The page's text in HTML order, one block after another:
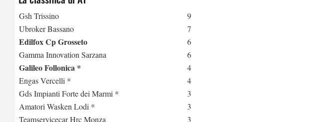
Gsh Trissino
9
Ubroker Bassano
7
Edilfox Cp Grosseto
6
Gamma Innovation Sarzana
6
Galileo Follonica *
4
Engas Vercelli *
4
Gds Impianti Forte dei Marmi *
3
Amatori Wasken Lodi *
3
Teamservicecar Hrc Monza
3